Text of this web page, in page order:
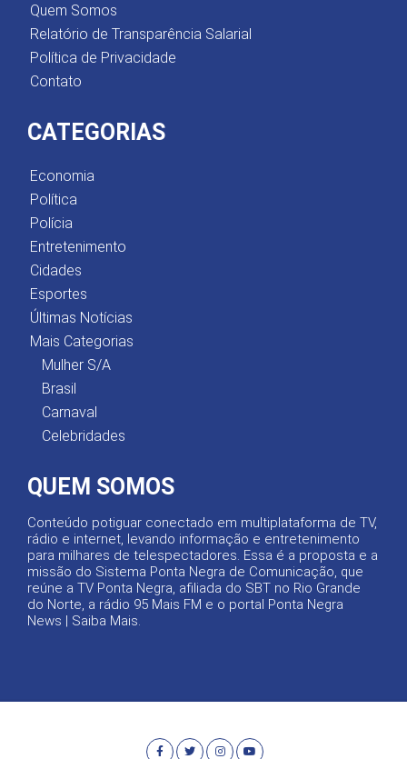
Quem Somos
Relatório de Transparência Salarial
Política de Privacidade
Contato
CATEGORIAS
Economia
Política
Polícia
Entretenimento
Cidades
Esportes
Últimas Notícias
Mais Categorias
Mulher S/A
Brasil
Carnaval
Celebridades
QUEM SOMOS
Conteúdo potiguar conectado em multiplataforma de TV,
rádio e internet, levando informação e entretenimento
para milhares de telespectadores. Essa é a proposta e a
missão do Sistema Ponta Negra de Comunicação, que
reúne a TV Ponta Negra, afiliada do SBT no Rio Grande
do Norte, a rádio 95 Mais FM e o portal Ponta Negra
News | Saiba Mais.